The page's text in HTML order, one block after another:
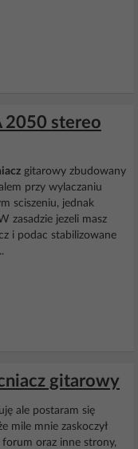
2050 stereo
gitarowy zbudowany
przy wylaczaniu
sciszeniu, jednak
zasadzie jezeli masz
i podac stabilizowane
gitarowy
ale postaram się
mile mnie zaskoczył
oraz inne strony,